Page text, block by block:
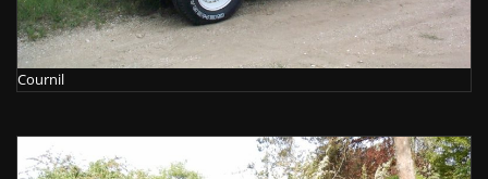
Cournil